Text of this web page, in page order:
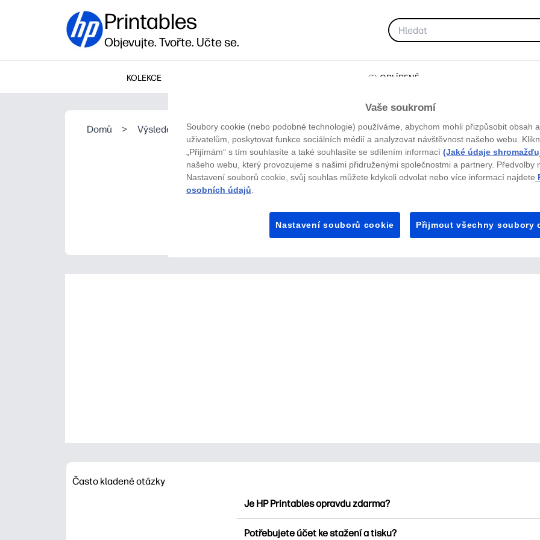
Printables
Objevujte. Tvořte. Učte se.
KOLEKCE OBLÍBENÉ
Domů > Výsledek Vyhledávání
Často kladené otázky
Je HP Printables opravdu zdarma?
Potřebujete účet ke stažení a tisku?
Vaše soukromí
Soubory cookie (nebo podobné technologie) používáme, abychom mohli přizpůsobit obsah
uživatelům, poskytovat funkce sociálních médií a analyzovat návštěvnost našeho webu.
„Přijímám“ s tím souhlasíte a také souhlasíte se sdílením informací (Jaké údaje
našeho webu, který provozujeme s našimi přidruženými společnostmi a partnery. Předvolby
Nastavení souborů cookie, svůj souhlas můžete kdykoli odvolat nebo více informací najdete
osobních údajů
Nastavení souborů cookie Přijmout všechny soubory